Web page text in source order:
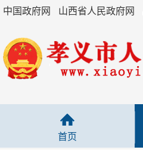
中国政府网 山西省人民政府网
首页
部门决算
2024年